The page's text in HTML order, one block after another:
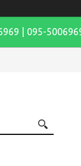
| 095-